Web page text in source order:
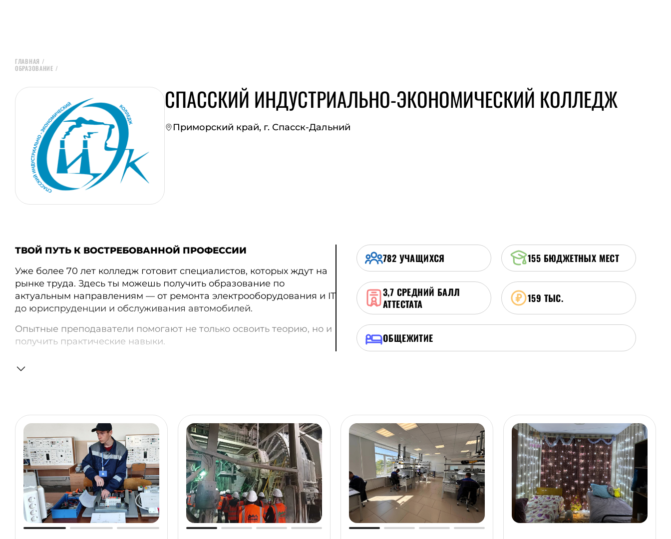
ГЛАВНАЯ /
ОБРАЗОВАНИЕ /
СПАССКИЙ ИНДУСТРИАЛЬНО-ЭКОНОМИЧЕСКИЙ КОЛЛЕДЖ
Приморский край, г. Спасск-Дальний
ТВОЙ ПУТЬ К ВОСТРЕБОВАННОЙ ПРОФЕССИИ
Уже более 70 лет колледж готовит специалистов, которых ждут на
рынке труда. Здесь ты можешь получить образование по
актуальным направлениям — от ремонта электрооборудования и IT
до юриспруденции и обслуживания автомобилей.
Опытные преподаватели помогают не только освоить теорию, но и
получить практические навыки.
электрооборудования зданий» особенно важно сегодня — города
строительных и ремонтных компаниях, проектировать
строительные процессы и следить за безопасностью зданий.
Если ближе цифровой мир, то для тебя создано направление
«Компьютерные системы и комплексы». Преподаватели покажут
цифровую технику и устройства, научат языкам программирования
и администрированию сетей. Эта профессия откроет тебе дорогу в
IT-компании, школы, вузы, организации, где нужны такие
специалисты.
782 УЧАЩИХСЯ 155 БЮДЖЕТНЫХ МЕСТ
3,7 СРЕДНИЙ БАЛЛ
АТТЕСТАТА
159 ТЫС.
ОБЩЕЖИТИЕ